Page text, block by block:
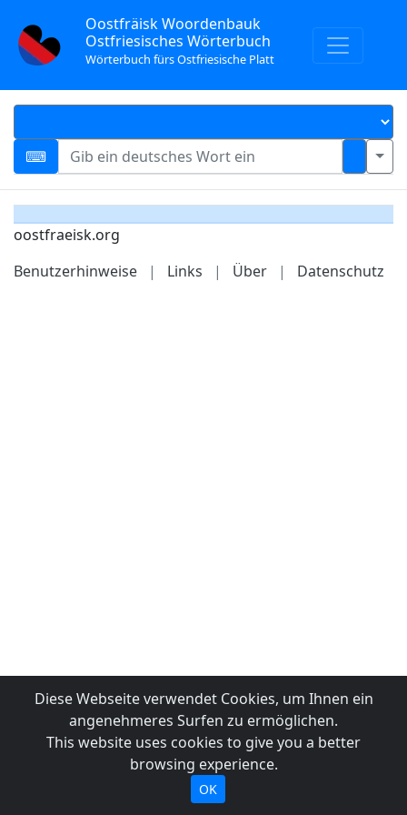
Oostfräisk Woordenbauk
Ostfriesisches Wörterbuch
Wörterbuch fürs Ostfriesische Platt
oostfraeisk.org
Benutzerhinweise
| Links | Über | Datenschutz
Diese Webseite verwendet Cookies, um Ihnen ein
angenehmeres Surfen zu ermöglichen.
This website uses cookies to give you a better
browsing experience.
OK